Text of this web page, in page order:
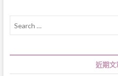
近期文